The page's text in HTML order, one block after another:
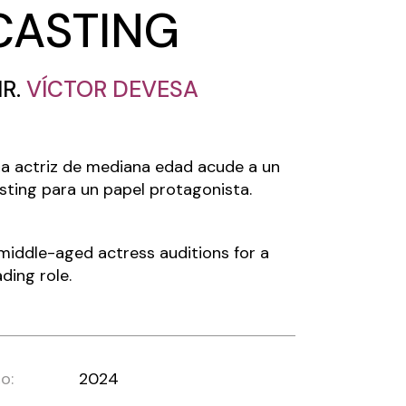
VÍCTOR DEVESA
actriz de mediana edad acude a un
para un papel protagonista.
aged actress auditions for a
role.
2024